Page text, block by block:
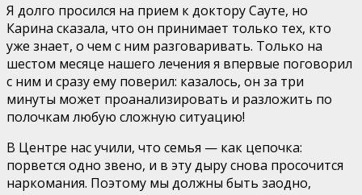
Я долго просился на прием к доктору Сауте, но
Карина сказала, что он принимает только тех, кто
уже знает, о чем с ним разговаривать. Только на
шестом месяце нашего лечения я впервые поговорил
с ним и сразу ему поверил: казалось, он за три
минуты может проанализировать и разложить по
полочкам любую сложную ситуацию!
В Центре нас учили, что семья — как цепочка:
порвется одно звено, и в эту дыру снова просочится
наркомания. Поэтому мы должны быть заодно,